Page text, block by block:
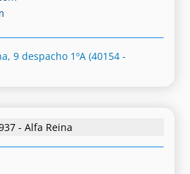
9 despacho 1ºA (40154 -
- Alfa Reina